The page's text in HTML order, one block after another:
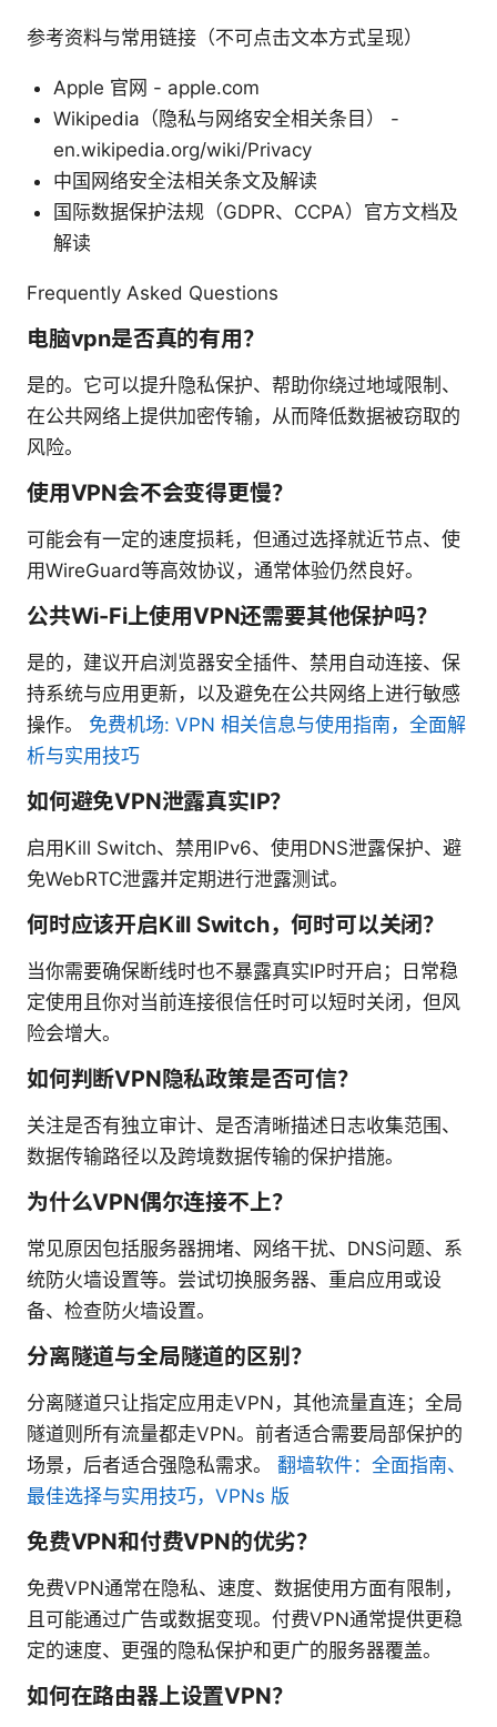
参考资料与常用链接（不可点击文本方式呈现）
Apple 官网 - apple.com
Wikipedia（隐私与网络安全相关条目） -
en.wikipedia.org/wiki/Privacy
中国网络安全法相关条文及解读
国际数据保护法规（GDPR、CCPA）官方文档及
解读
Frequently Asked Questions
电脑vpn是否真的有用？
是的。它可以提升隐私保护、帮助你绕过地域限制、
在公共网络上提供加密传输，从而降低数据被窃取的
风险。
使用VPN会不会变得更慢？
可能会有一定的速度损耗，但通过选择就近节点、使
用WireGuard等高效协议，通常体验仍然良好。
公共Wi-Fi上使用VPN还需要其他保护吗？
是的，建议开启浏览器安全插件、禁用自动连接、保
持系统与应用更新，以及避免在公共网络上进行敏感
操作。 免费机场: VPN 相关信息与使用指南，全面解
析与实用技巧
如何避免VPN泄露真实IP？
启用Kill Switch、禁用IPv6、使用DNS泄露保护、避
免WebRTC泄露并定期进行泄露测试。
何时应该开启Kill Switch，何时可以关闭？
当你需要确保断线时也不暴露真实IP时开启；日常稳
定使用且你对当前连接很信任时可以短时关闭，但风
险会增大。
如何判断VPN隐私政策是否可信？
关注是否有独立审计、是否清晰描述日志收集范围、
数据传输路径以及跨境数据传输的保护措施。
为什么VPN偶尔连接不上？
常见原因包括服务器拥堵、网络干扰、DNS问题、系
统防火墙设置等。尝试切换服务器、重启应用或设
备、检查防火墙设置。
分离隧道与全局隧道的区别？
分离隧道只让指定应用走VPN，其他流量直连；全局
隧道则所有流量都走VPN。前者适合需要局部保护的
场景，后者适合强隐私需求。 翻墙软件：全面指南、
最佳选择与实用技巧，VPNs 版
免费VPN和付费VPN的优劣？
免费VPN通常在隐私、速度、数据使用方面有限制，
且可能通过广告或数据变现。付费VPN通常提供更稳
定的速度、更强的隐私保护和更广的服务器覆盖。
如何在路由器上设置VPN？